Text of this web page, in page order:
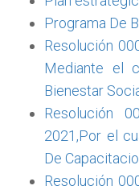
Programa De
Resolución
Mediante el
Bienestar
Resolución
2021,Por el
De
Resolución